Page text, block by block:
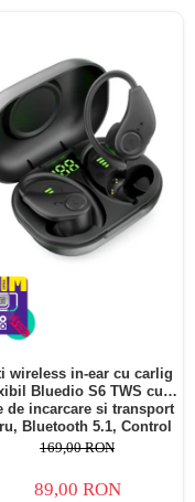
wireless in-ear cu carlig
Bluedio S6 TWS cu
de incarcare si transport
Bluetooth 5.1, Control
tactil, Type-C
169,00 RON
89,00 RON